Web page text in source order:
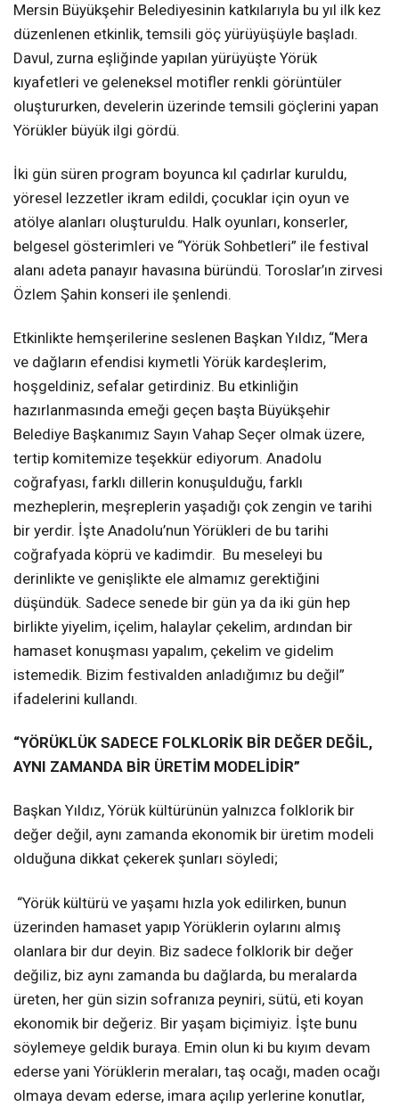
Mersin Büyükşehir Belediyesinin katkılarıyla bu yıl ilk kez
düzenlenen etkinlik, temsili göç yürüyüşüyle başladı.
Davul, zurna eşliğinde yapılan yürüyüşte Yörük
kıyafetleri ve geleneksel motifler renkli görüntüler
oluştururken, develerin üzerinde temsili göçlerini yapan
Yörükler büyük ilgi gördü.
İki gün süren program boyunca kıl çadırlar kuruldu,
yöresel lezzetler ikram edildi, çocuklar için oyun ve
atölye alanları oluşturuldu. Halk oyunları, konserler,
belgesel gösterimleri ve “Yörük Sohbetleri” ile festival
alanı adeta panayır havasına büründü. Toroslar’ın zirvesi
Özlem Şahin konseri ile şenlendi.
Etkinlikte hemşerilerine seslenen Başkan Yıldız, “Mera
ve dağların efendisi kıymetli Yörük kardeşlerim,
hoşgeldiniz, sefalar getirdiniz. Bu etkinliğin
hazırlanmasında emeği geçen başta Büyükşehir
Belediye Başkanımız Sayın Vahap Seçer olmak üzere,
tertip komitemize teşekkür ediyorum. Anadolu
coğrafyası, farklı dillerin konuşulduğu, farklı
mezheplerin, meşreplerin yaşadığı çok zengin ve tarihi
bir yerdir. İşte Anadolu’nun Yörükleri de bu tarihi
coğrafyada köprü ve kadimdir. Bu meseleyi bu
derinlikte ve genişlikte ele almamız gerektiğini
düşündük. Sadece senede bir gün ya da iki gün hep
birlikte yiyelim, içelim, halaylar çekelim, ardından bir
hamaset konuşması yapalım, çekelim ve gidelim
istemedik. Bizim festivalden anladığımız bu değil”
ifadelerini kullandı.
“YÖRÜKLÜK SADECE FOLKLORİK BİR DEĞER DEĞİL,
AYNI ZAMANDA BİR ÜRETİM MODELİDİR”
Başkan Yıldız, Yörük kültürünün yalnızca folklorik bir
değer değil, aynı zamanda ekonomik bir üretim modeli
olduğuna dikkat çekerek şunları söyledi;
“Yörük kültürü ve yaşamı hızla yok edilirken, bunun
üzerinden hamaset yapıp Yörüklerin oylarını almış
olanlara bir dur deyin. Biz sadece folklorik bir değer
değiliz, biz aynı zamanda bu dağlarda, bu meralarda
üreten, her gün sizin sofranıza peyniri, sütü, eti koyan
ekonomik bir değeriz. Bir yaşam biçimiyiz. İşte bunu
söylemeye geldik buraya. Emin olun ki bu kıyım devam
ederse yani Yörüklerin meraları, taş ocağı, maden ocağı
olmaya devam ederse, imara açılıp yerlerine konutlar,